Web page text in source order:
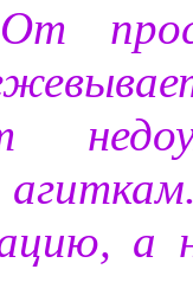
а